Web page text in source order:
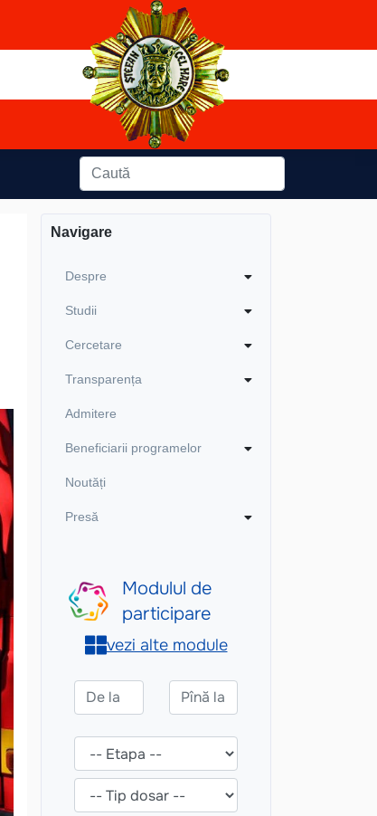
Navigare
Despre
Studii
Cercetare
Transparența
Admitere
Beneficiarii programelor
Noutăți
Presă